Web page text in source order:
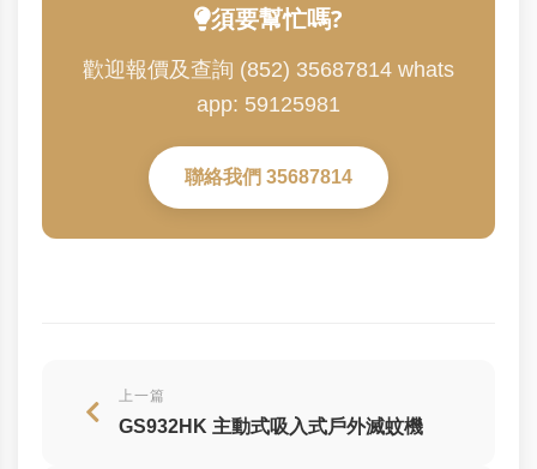
須要幫忙嗎?
歡迎報價及查詢 (852) 35687814 whats
app: 59125981
聯絡我們 35687814
上一篇
GS932HK 主動式吸入式戶外滅蚊機